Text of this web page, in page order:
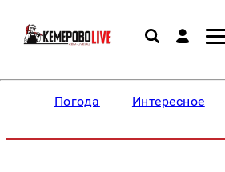
Погода Интересное